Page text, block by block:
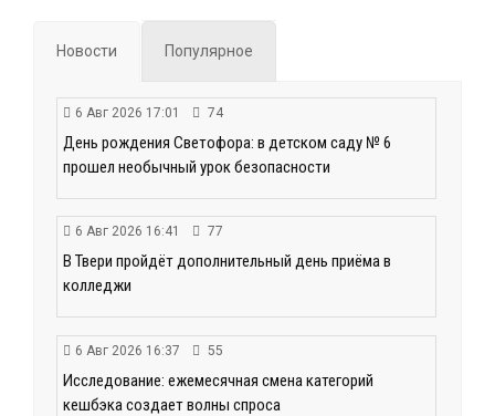
Новости Популярное
6 Авг 2026 17:01 74
День рождения Светофора: в детском саду № 6
прошел необычный урок безопасности
6 Авг 2026 16:41 77
В Твери пройдёт дополнительный день приёма в
колледжи
6 Авг 2026 16:37 55
Исследование: ежемесячная смена категорий
кешбэка создает волны спроса